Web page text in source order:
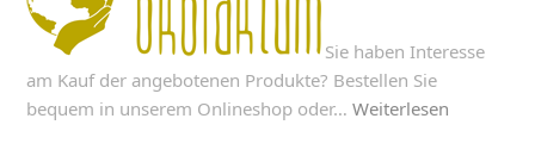
Sie haben Interesse
am Kauf der angebotenen Produkte? Bestellen Sie
bequem in unserem Onlineshop oder…Weiterlesen